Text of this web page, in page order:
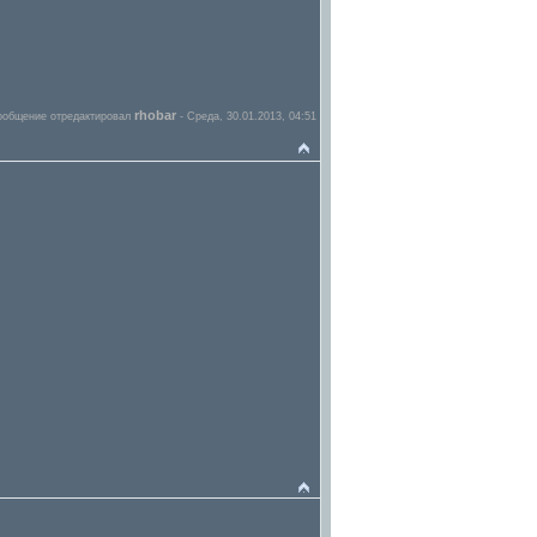
отредактировал rhobar - Среда, 30.01.2013, 04:51